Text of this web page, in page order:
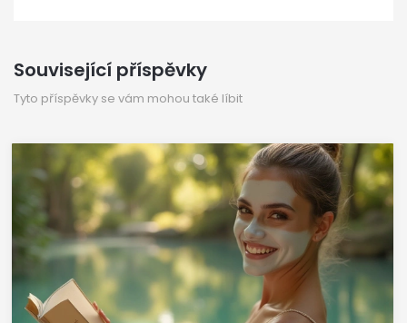
Související příspěvky
Tyto příspěvky se vám mohou také líbit